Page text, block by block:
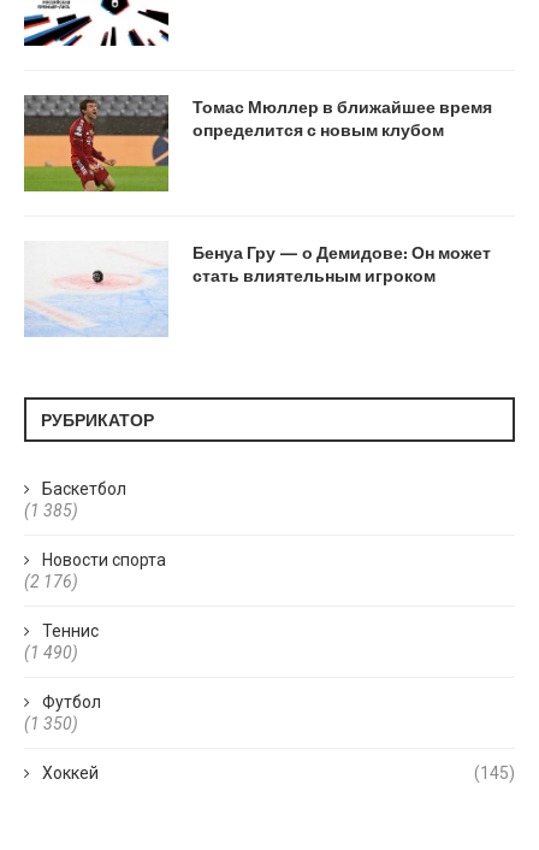
Томас Мюллер в ближайшее время
определится с новым клубом
Бенуа Гру — о Демидове: Он может
стать влиятельным игроком
РУБРИКАТОР
Баскетбол
(1 385)
Новости спорта
(2 176)
Теннис
(1 490)
Футбол
(1 350)
Хоккей (145)